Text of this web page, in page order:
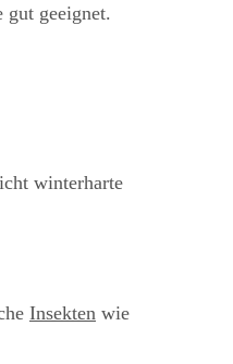
gut geeignet.
winterharte
Insekten wie